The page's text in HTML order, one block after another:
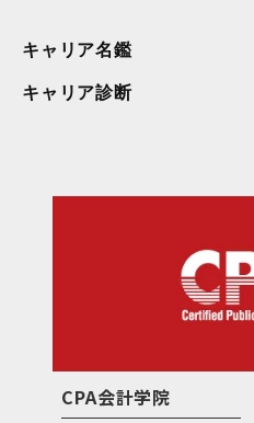
キャリア名鑑
キャリア診断
CPA会計学院